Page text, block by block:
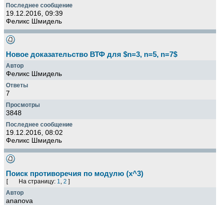
19.12.2016, 09:39
Феликс Шмидель
Новое доказательство ВТФ для $n=3, n=5, n=7$
Феликс Шмидель
7
3848
19.12.2016, 08:02
Феликс Шмидель
Поиск противоречия по модулю (x^3)
[ На страницу: 1, 2 ]
ananova